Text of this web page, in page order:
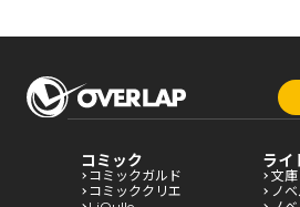
コミック
コミックガルド
コミッククリエ
ライ
文庫
ノ